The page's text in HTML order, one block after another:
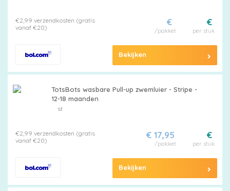
€2,99 verzendkosten (gratis
vanaf €20)
€
per stuk
€
/pakket
Bekijken
TotsBots wasbare Pull-up zwemluier - Stripe -
12-18 maanden
st
€2,99 verzendkosten (gratis
vanaf €20)
€
per stuk
€ 17,95
/pakket
Bekijken